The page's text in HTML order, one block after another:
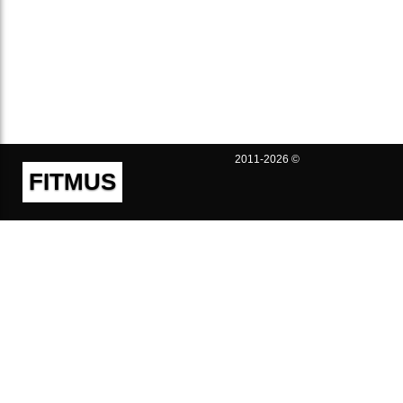
FITMUS
2011-2026 ©